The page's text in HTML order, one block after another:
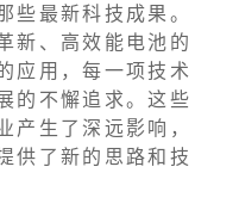
最新科技成果。
新、高效能电池的
应用，每一项技术
的不懈追求。这些
生了深远影响，
供了新的思路和技